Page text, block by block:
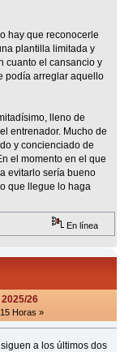
hay que reconocerle
plantilla limitada y
cuanto el cansancio y
podía arreglar aquello
lleno de
entrenador. Mucho de
y concienciado de
el momento en el que
evitarlo sería bueno
que llegue lo haga
En línea
26
Horas »
a los últimos dos